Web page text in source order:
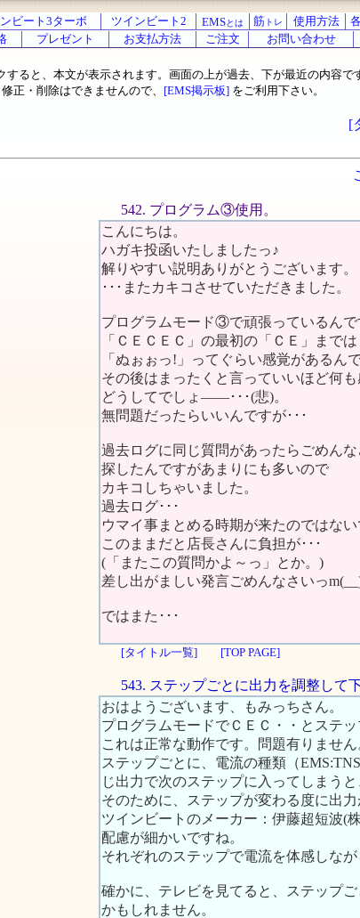
ビート3ターボ ツインビート2 EMSとは 筋 トレ 使用方法
プレゼント お支払方法 ご注文 お問い合わせ
ると、本文が表示されます。画面の上が過去、下が最近の内容で
正・削除はできませんので、 [EMS掲示板] をご利用下さい。
[
542. プログラム③使用。
こんにちは。
ハガキ投函いたしましたっ♪
解りやすい説明ありがとうございます。
･･･またカキコさせていただきました。
プログラムモード③で頑張っているんで
「ＣＥＣＥＣ」の最初の「ＣＥ」までは
「ぬぉぉっ!」ってぐらい感覚があるん
その後はまったくと言っていいほど何も
どうしてでしょ――･･･(悲)。
無問題だったらいいんですが･･･
過去ログに同じ質問があったらごめんな
探したんですがあまりにも多いので
カキコしちゃいました。
過去ログ･･･
ウマイ事まとめる時期が来たのではない
このままだと店長さんに負担が･･･
(「またこの質問かよ～っ」とか。)
差し出がましい発言ごめんなさいっ
ではまた･･･
[タイトル一覧] [TOP PAGE]
543. ステップごとに出力を調整して下
おはようございます、もみっちさん。
プログラムモードでＣＥＣ・・とステ
これは正常な動作です。問題有りません
ステップごとに、電流の種類（
じ出力で次のステップに入ってしまう
そのために、ステップが変わる度に出
ツインビートのメーカー：伊藤超短波(
配慮が細かいですね。
それぞれのステップで電流を体感しな
確かに、テレビを見てると、ステップ
かもしれません。